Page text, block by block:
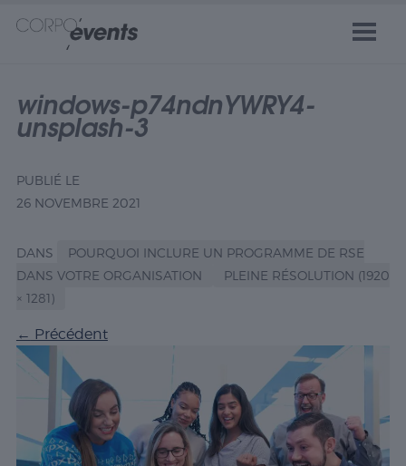
windows-p74ndnYWRY4-
unsplash-3
PUBLIÉ LE
26 NOVEMBRE 2021
DANS
POURQUOI INCLURE UN PROGRAMME DE RSE
DANS VOTRE ORGANISATION
PLEINE RÉSOLUTION (1920
× 1281)
← Précédent